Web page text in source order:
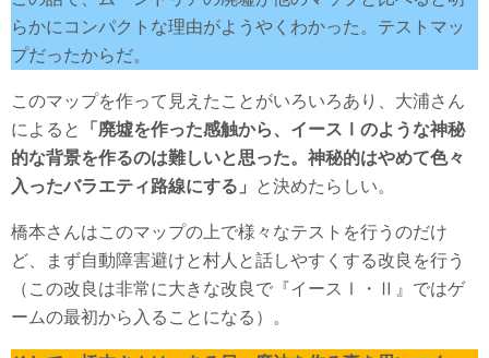
らかにコンパクトな理由がようやくわかった。テストマッ
プだったからだ。
このマップを作って見えたことがいろいろあり、大浦さん
によると
「廃墟を作った感触から、イースⅠのような神秘
的な背景を作るのは難しいと思った。神秘的はやめて色々
入ったバラエティ路線にする」
と決めたらしい。
橋本さんはこのマップの上で様々なテストを行うのだけ
ど、まず自動障害避けと村人と話しやすくする改良を行う
（この改良は非常に大きな改良で『イースⅠ・Ⅱ』ではゲ
ームの最初から入ることになる）。